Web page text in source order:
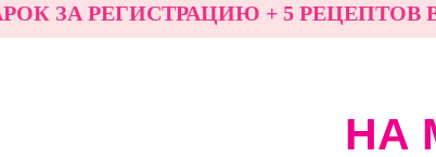
РЕГИСТРАЦИЮ + 5 РЕЦЕПТОВ В
НА